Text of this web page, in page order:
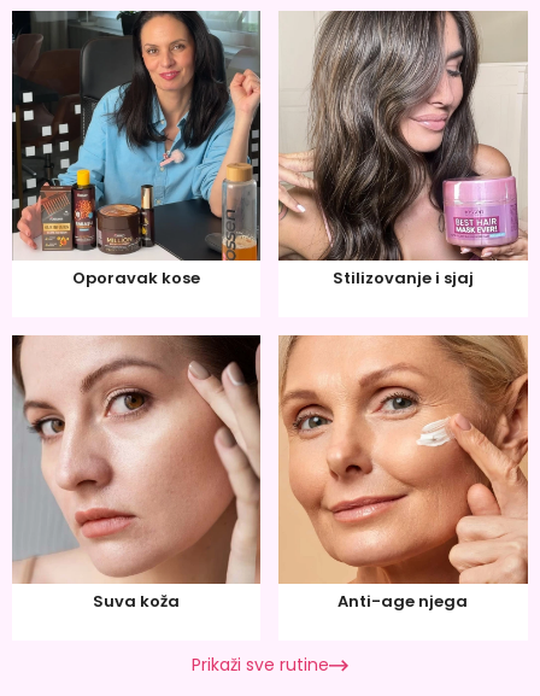
Oporavak kose Stilizovanje i sjaj
Suva koža Anti-age njega
Prikaži sve rutine